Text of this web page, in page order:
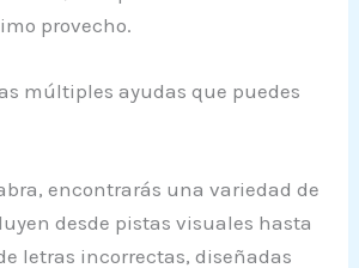
provecho.
múltiples ayudas que puedes
encontrarás una variedad de
desde pistas visuales hasta
letras incorrectas, diseñadas